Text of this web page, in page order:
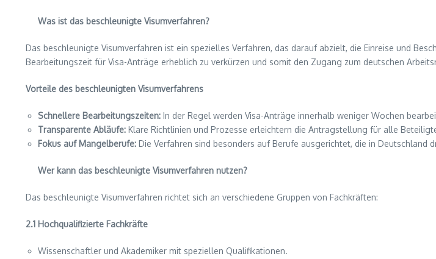
Was ist das beschleunigte Visumverfahren?
Das beschleunigte Visumverfahren ist ein spezielles Verfahren, das darauf abzielt, die Einreise und
Bearbeitungszeit für Visa-Anträge erheblich zu verkürzen und somit den Zugang zum deutschen
Vorteile des beschleunigten Visumverfahrens
Schnellere Bearbeitungszeiten: In der Regel werden Visa-Anträge innerhalb weniger Wochen
Transparente Abläufe: Klare Richtlinien und Prozesse erleichtern die Antragstellung für alle
Fokus auf Mangelberufe: Die Verfahren sind besonders auf Berufe ausgerichtet, die in Deutschland
Wer kann das beschleunigte Visumverfahren nutzen?
Das beschleunigte Visumverfahren richtet sich an verschiedene Gruppen von Fachkräften:
2.1 Hochqualifizierte Fachkräfte
Wissenschaftler und Akademiker mit speziellen Qualifikationen.